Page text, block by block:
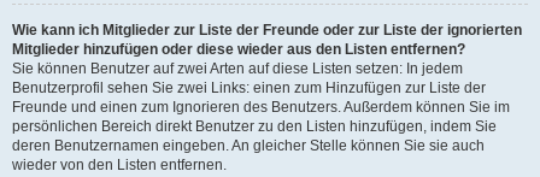
Wie kann ich Mitglieder zur Liste der Freunde oder zur Liste der ignorierten
Mitglieder hinzufügen oder diese wieder aus den Listen entfernen?
Sie können Benutzer auf zwei Arten auf diese Listen setzen: In jedem
Benutzerprofil sehen Sie zwei Links: einen zum Hinzufügen zur Liste der
Freunde und einen zum Ignorieren des Benutzers. Außerdem können Sie im
persönlichen Bereich direkt Benutzer zu den Listen hinzufügen, indem Sie
deren Benutzernamen eingeben. An gleicher Stelle können Sie sie auch
wieder von den Listen entfernen.